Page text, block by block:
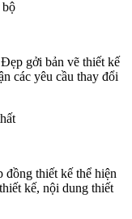
gởi bản vẽ thiết kế
các yêu cầu thay đổi
thiết kế thể hiện
kế, nội dung thiết